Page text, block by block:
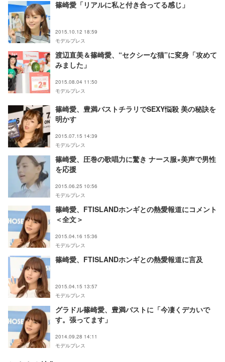
篠崎愛「リアルに私と付き合ってる感じ」
2015.10.12 18:59
モデルプレス
渡辺直美＆篠崎愛、“セクシーな猫”に変身「攻めて
みました」
2015.08.04 11:50
モデルプレス
篠崎愛、豊満バストチラリでSEXY悩殺 美の秘訣を
明かす
2015.07.15 14:39
モデルプレス
篠崎愛、圧巻の歌唱力に驚き ナース服×美声で男性
を応援
2015.06.25 10:56
モデルプレス
篠崎愛、FTISLANDホンギとの熱愛報道にコメント
＜全文＞
2015.04.16 15:36
モデルプレス
篠崎愛、FTISLANDホンギとの熱愛報道に言及
2015.04.15 13:57
モデルプレス
グラドル篠崎愛、豊満バストに「今凄くデカいで
す。張ってます」
2014.09.28 14:11
モデルプレス